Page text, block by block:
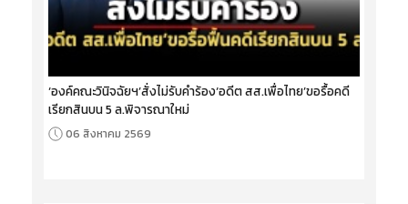
‘องค์คณะวินิจฉัยฯ’สั่งไม่รับคำร้อง‘อดีต สส.เพื่อไทย’ขอรื้อคดี
เรียกสินบน 5 ล.พิจารณาใหม่
06 สิงหาคม 2569